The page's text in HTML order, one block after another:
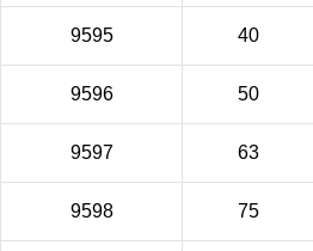
9595 40
9596 50
9597 63
9598 75